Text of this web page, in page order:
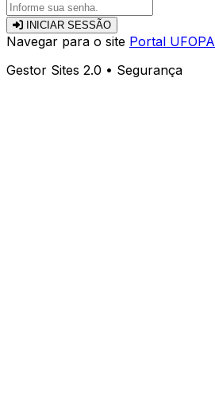
INICIAR SESSÃO
Navegar para o site Portal UFOPA
Gestor Sites 2.0 • Segurança